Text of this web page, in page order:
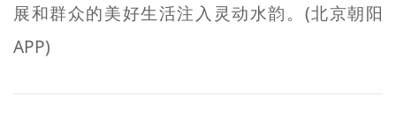
展和群众的美好生活注入灵动水韵。(北京朝阳
APP)